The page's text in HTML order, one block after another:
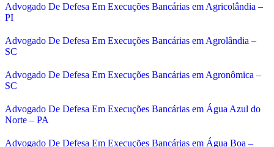
Advogado De Defesa Em Execuções Bancárias em Agricolândia –
PI
Advogado De Defesa Em Execuções Bancárias em Agrolândia –
SC
Advogado De Defesa Em Execuções Bancárias em Agronômica –
SC
Advogado De Defesa Em Execuções Bancárias em Água Azul do
Norte – PA
Advogado De Defesa Em Execuções Bancárias em Água Boa –